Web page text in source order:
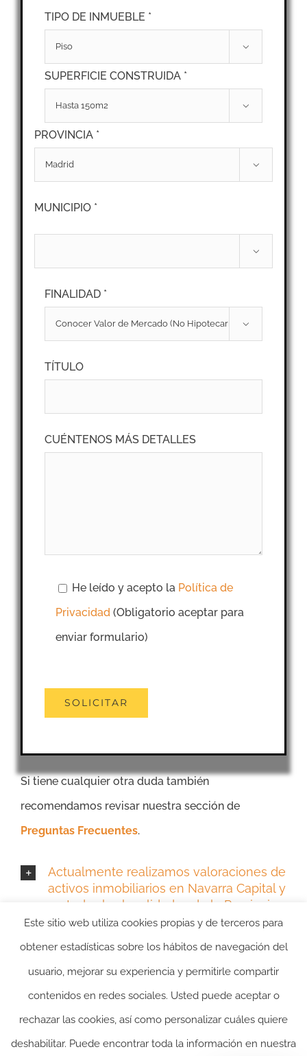
TIPO DE INMUEBLE *

SUPERFICIE CONSTRUIDA *

PROVINCIA *

MUNICIPIO *

FINALIDAD *

TÍTULO
CUÉNTENOS MÁS DETALLES
He leído y acepto la Política de
Privacidad (Obligatorio aceptar para
enviar formulario)
Si tiene cualquier otra duda también
recomendamos revisar nuestra sección de
Preguntas Frecuentes.
Actualmente realizamos valoraciones de
activos inmobiliarios en Navarra Capital y
en todas las localidades de la Provincia
de Navarra:
Este sitio web utiliza cookies propias y de terceros para
obtener estadísticas sobre los hábitos de navegación del
usuario, mejorar su experiencia y permitirle compartir
contenidos en redes sociales. Usted puede aceptar o
rechazar las cookies, así como personalizar cuáles quiere
deshabilitar. Puede encontrar toda la información en nuestra